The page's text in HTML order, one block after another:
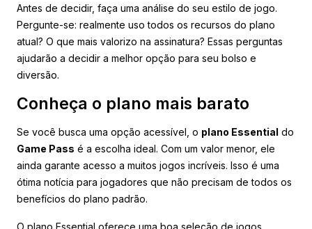
Antes de decidir, faça uma análise do seu estilo de jogo.
Pergunte-se: realmente uso todos os recursos do plano
atual? O que mais valorizo na assinatura? Essas perguntas
ajudarão a decidir a melhor opção para seu bolso e
diversão.
Conheça o plano mais barato
Se você busca uma opção acessível, o plano Essential do
Game Pass é a escolha ideal. Com um valor menor, ele
ainda garante acesso a muitos jogos incríveis. Isso é uma
ótima notícia para jogadores que não precisam de todos os
benefícios do plano padrão.